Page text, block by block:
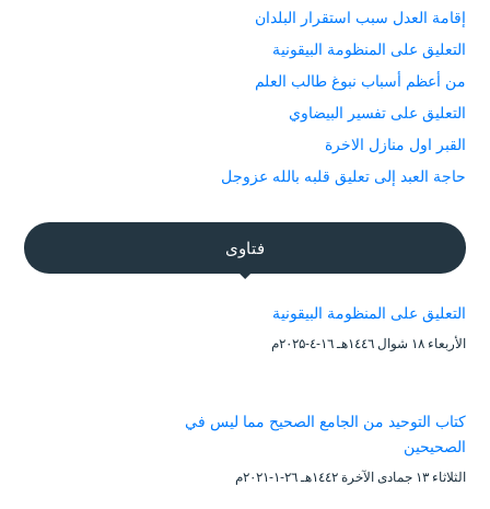
إقامة العدل سبب استقرار البلدان
التعليق على المنظومة البيقونية
من أعظم أسباب نبوغ طالب العلم
التعليق على تفسير البيضاوي
القبر اول منازل الاخرة
حاجة العبد إلى تعليق قلبه بالله عزوجل
فتاوى
التعليق على المنظومة البيقونية
الأربعاء ۱۸ شوال ۱٤٤٦هـ ۱٦-٤-۲۰۲۵م
كتاب التوحيد من الجامع الصحيح مما ليس في
الصحيحين
الثلاثاء ۱۳ جمادى الآخرة ۱٤٤۲هـ ۲٦-۱-۲۰۲۱م